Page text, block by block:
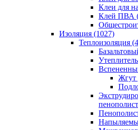
Клеи для
Клей ПВА
Изоляция (1027)
Теплоизоляция
Жгут